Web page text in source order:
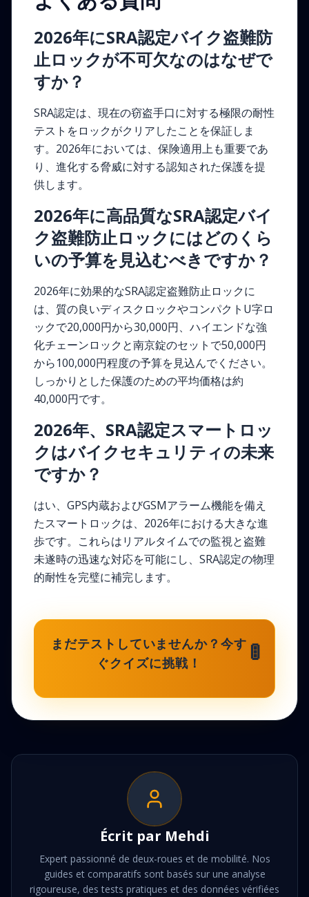
2026年にSRA認定バイク盗難防
止ロックが不可欠なのはなぜで
すか？
SRA認定は、現在の窃盗手口に対する極限の耐性
テストをロックがクリアしたことを保証しま
す。2026年においては、保険適用上も重要であ
り、進化する脅威に対する認知された保護を提
供します。
2026年に高品質なSRA認定バイ
ク盗難防止ロックにはどのくら
いの予算を見込むべきですか？
2026年に効果的なSRA認定盗難防止ロックに
は、質の良いディスクロックやコンパクトU字ロ
ックで20,000円から30,000円、ハイエンドな強
化チェーンロックと南京錠のセットで50,000円
から100,000円程度の予算を見込んでください。
しっかりとした保護のための平均価格は約
40,000円です。
2026年、SRA認定スマートロッ
クはバイクセキュリティの未来
ですか？
はい、GPS内蔵およびGSMアラーム機能を備え
たスマートロックは、2026年における大きな進
歩です。これらはリアルタイムでの監視と盗難
未遂時の迅速な対応を可能にし、SRA認定の物理
的耐性を完璧に補完します。
まだテストしていませんか？今す
ぐクイズに挑戦！
🚦
Écrit par Mehdi
Expert passionné de deux-roues et de mobilité. Nos
guides et comparatifs sont basés sur une analyse
rigoureuse, des tests pratiques et des données vérifiées